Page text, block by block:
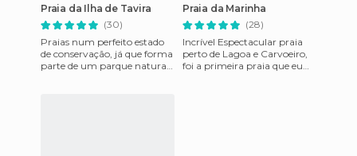
Praia da Ilha de Tavira
(30)
Praias num perfeito estado
de conservação, já que forma
parte de um parque natural.
Praia da Marinha
(28)
Incrível Espectacular praia
perto de Lagoa e Carvoeiro,
foi a primeira praia que eu